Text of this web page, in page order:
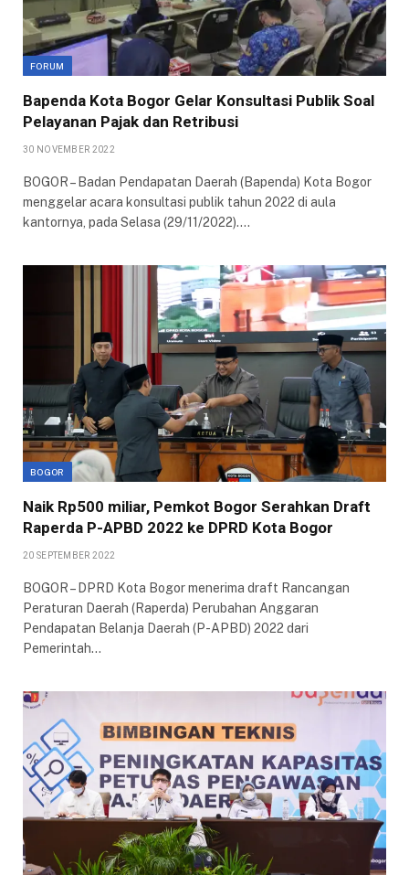
FORUM
Bapenda Kota Bogor Gelar Konsultasi Publik Soal
Pelayanan Pajak dan Retribusi
30 NOVEMBER 2022
BOGOR – Badan Pendapatan Daerah (Bapenda) Kota Bogor
menggelar acara konsultasi publik tahun 2022 di aula
kantornya, pada Selasa (29/11/2022).…
BOGOR
Naik Rp500 miliar, Pemkot Bogor Serahkan Draft
Raperda P-APBD 2022 ke DPRD Kota Bogor
20 SEPTEMBER 2022
BOGOR – DPRD Kota Bogor menerima draft Rancangan
Peraturan Daerah (Raperda) Perubahan Anggaran
Pendapatan Belanja Daerah (P-APBD) 2022 dari
Pemerintah…